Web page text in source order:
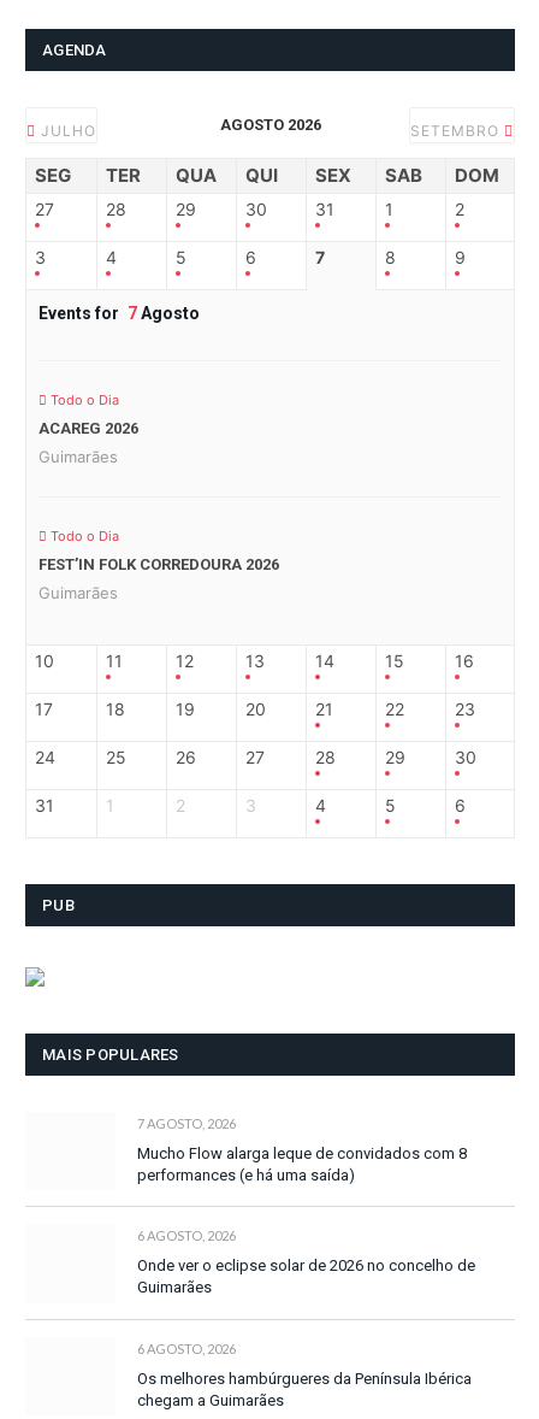
AGENDA
JULHO AGOSTO 2026 SETEMBRO
SEG TER QUA QUI SEX SAB DOM
27 28 29 30 31 1 2
3 4 5 6 7 8 9
Events for 7Agosto
Todo o Dia
ACAREG 2026
Guimarães
Todo o Dia
FEST’IN FOLK CORREDOURA 2026
Guimarães
10 11 12 13 14 15 16
17 18 19 20 21 22 23
24 25 26 27 28 29 30
31 1 2 3 4 5 6
PUB
MAIS POPULARES
7 AGOSTO, 2026
Mucho Flow alarga leque de convidados com 8
performances (e há uma saída)
6 AGOSTO, 2026
Onde ver o eclipse solar de 2026 no concelho de
Guimarães
6 AGOSTO, 2026
Os melhores hambúrgueres da Península Ibérica
chegam a Guimarães